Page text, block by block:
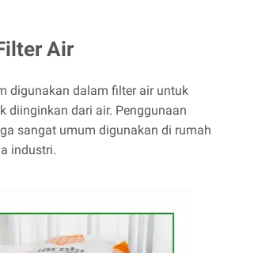
Air
digunakan dalam filter air untuk
diinginkan dari air. Penggunaan
sangat umum digunakan di rumah
industri.